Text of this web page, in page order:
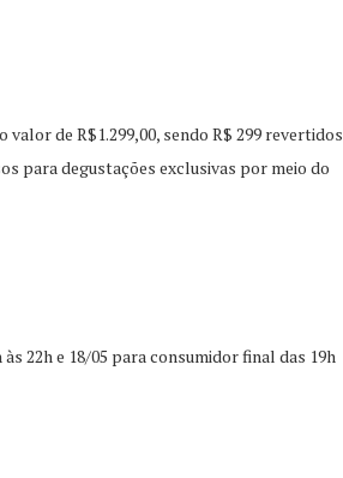
de R$1.299,00, sendo R$ 299 revertidos
para degustações exclusivas por meio do
22h e 18/05 para consumidor final das 19h